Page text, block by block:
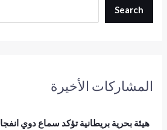
Search
المشاركات الأخيرة
هيئة بحرية بريطانية تؤكد سماع دوي